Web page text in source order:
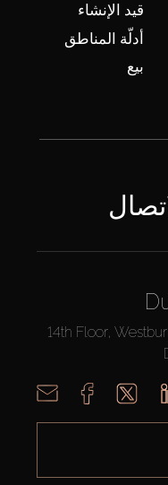
قيد الإنشاء
أدلّة المناطق
بيع
14th Floor,